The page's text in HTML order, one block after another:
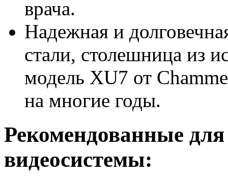
врача.
Надежная и
стали, столешница из
модель XU7 от
на многие годы.
Рекомендованные для
видеосистемы: